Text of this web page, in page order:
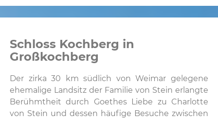
Schloss Kochberg in
Großkochberg
Der zirka 30 km südlich von Weimar gelegene
ehemalige Landsitz der Familie von Stein erlangte
Berühmtheit durch Goethes Liebe zu Charlotte
von Stein und dessen häufige Besuche zwischen